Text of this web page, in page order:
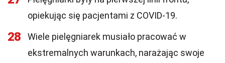
opiekując się pacjentami z COVID-19.
28
Wiele pielęgniarek musiało pracować w
ekstremalnych warunkach, narażając swoje